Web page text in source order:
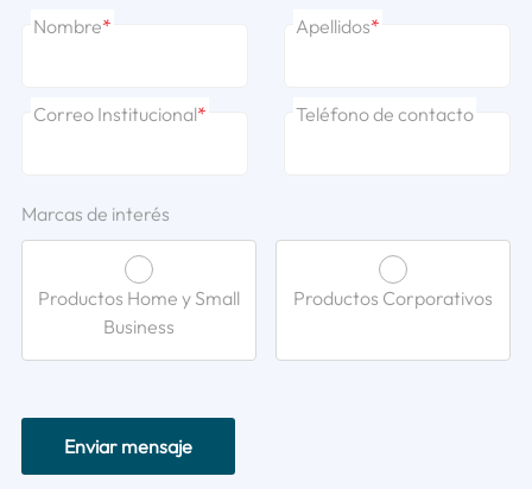
Nombre* Apellidos*
Correo Institucional* Teléfono de contacto
Marcas de interés
Productos Home y Small
Business
Productos Corporativos
Enviar mensaje